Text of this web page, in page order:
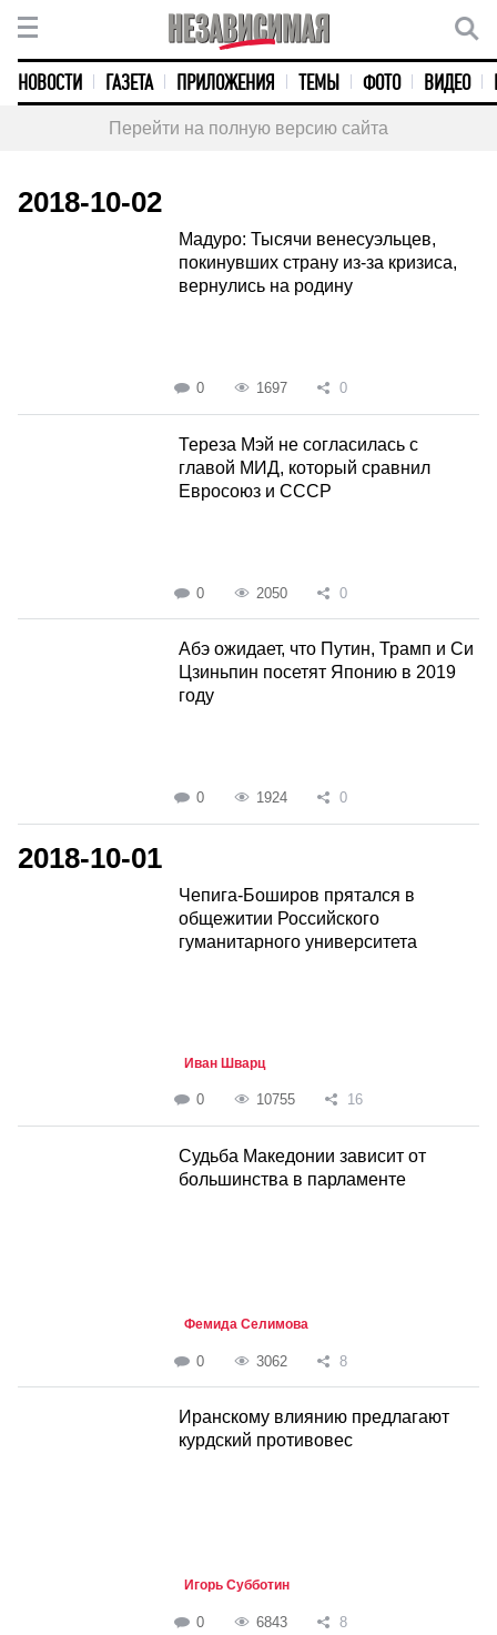
НОВОСТИ ГАЗЕТА ПРИЛОЖЕНИЯ ТЕМЫ ФОТО ВИДЕО
Перейти на полную версию сайта
2018-10-02
Мадуро: Тысячи венесуэльцев,
покинувших страну из-за кризиса,
вернулись на родину
0 1697 0
Тереза Мэй не согласилась с
главой МИД, который сравнил
Евросоюз и СССР
0 2050 0
Абэ ожидает, что Путин, Трамп и Си
Цзиньпин посетят Японию в 2019
году
0 1924 0
2018-10-01
Чепига-Боширов прятался в
общежитии Российского
гуманитарного университета
Иван Шварц
0 10755 16
Судьба Македонии зависит от
большинства в парламенте
Фемида Селимова
0 3062 8
Иранскому влиянию предлагают
курдский противовес
Игорь Субботин
0 6843 8